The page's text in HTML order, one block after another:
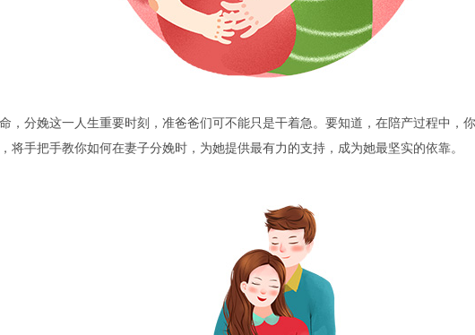
分娩这一人生重要时刻，准爸爸们可不能只是干着急。要知道，在陪产过程中，
将手把手教你如何在妻子分娩时，为她提供最有力的支持，成为她最坚实的依靠。